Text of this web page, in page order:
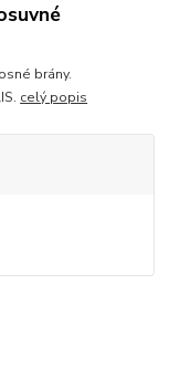
brány.
celý popis